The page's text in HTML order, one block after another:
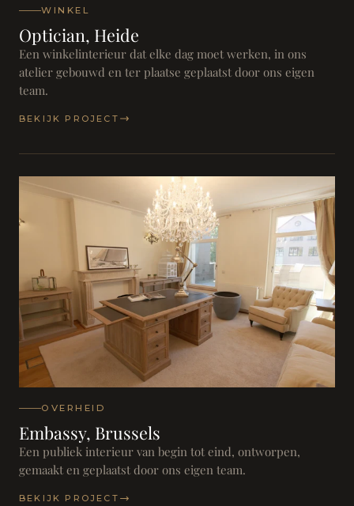
WINKEL
Optician, Heide
Een winkelinterieur dat elke dag moet werken, in ons
atelier gebouwd en ter plaatse geplaatst door ons eigen
team.
BEKIJK PROJECT
OVERHEID
Embassy, Brussels
Een publiek interieur van begin tot eind, ontworpen,
gemaakt en geplaatst door ons eigen team.
BEKIJK PROJECT